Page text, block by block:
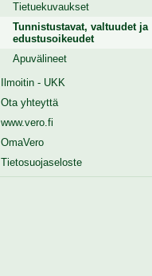
Tietuekuvaukset
Tunnistustavat, valtuudet ja
edustusoikeudet
Apuvälineet
Ilmoitin - UKK
Ota yhteyttä
www.vero.fi
OmaVero
Tietosuojaseloste